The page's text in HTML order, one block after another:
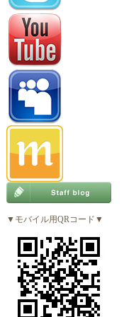
▼モバイル用QRコード▼